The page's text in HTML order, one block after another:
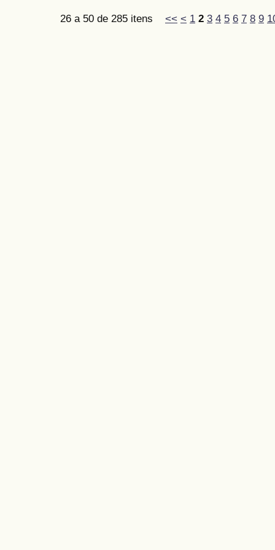
26 a 50 de 285 itens << < 1 2 3 4 5 6 7 8 9